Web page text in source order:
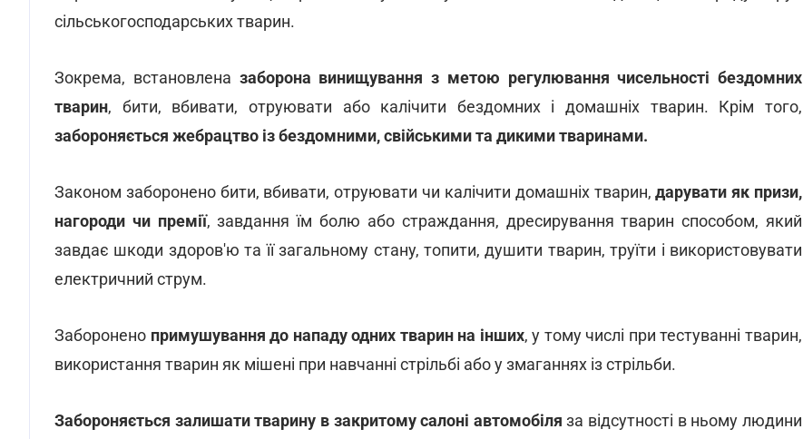
сільськогосподарських тварин.
Зокрема, встановлена заборона винищування з метою регулювання чисельності бездомних
тварин, бити, вбивати, отруювати або калічити бездомних і домашніх тварин. Крім того,
забороняється жебрацтво із бездомними, свійськими та дикими тваринами.
Законом заборонено бити, вбивати, отруювати чи калічити домашніх тварин,дарувати як призи,
нагороди чи премії, завдання їм болю або страждання, дресирування тварин способом, який
завдає шкоди здоров'ю та її загальному стану, топити, душити тварин, труїти і використовувати
електричний струм.
Заборонено примушування до нападу одних тварин на інших, у тому числі при тестуванні тварин,
використання тварин як мішені при навчанні стрільбі або у змаганнях із стрільби.
Забороняється залишати тварину в закритому салоні автомобіля за відсутності в ньому людини